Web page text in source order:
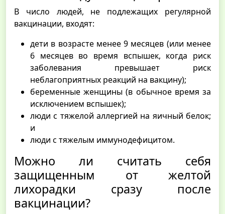
В число людей, не подлежащих регулярной
вакцинации, входят:
дети в возрасте менее 9 месяцев (или менее
6 месяцев во время вспышек, когда риск
заболевания превышает риск
неблагоприятных реакций на вакцину);
беременные женщины (в обычное время за
исключением вспышек);
люди с тяжелой аллергией на яичный белок;
и
люди с тяжелым иммунодефицитом.
Можно ли считать себя
защищенным от желтой
лихорадки сразу после
вакцинации?